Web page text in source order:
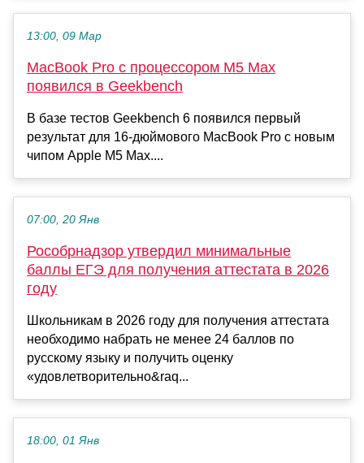
13:00, 09 Мар
MacBook Pro с процессором M5 Max
появился в Geekbench
В базе тестов Geekbench 6 появился первый
результат для 16-дюймового MacBook Pro с новым
чипом Apple M5 Max....
07:00, 20 Янв
Рособрнадзор утвердил минимальные
баллы ЕГЭ для получения аттестата в 2026
году
Школьникам в 2026 году для получения аттестата
необходимо набрать не менее 24 баллов по
русскому языку и получить оценку
«удовлетворительно&raq...
18:00, 01 Янв